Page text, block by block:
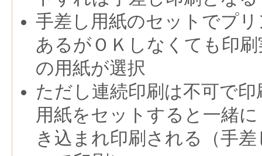
手差し用紙のセットでプ
あるがＯＫしなくても印
の用紙が選択
ただし連続印刷は不可で
用紙をセットすると一緒
き込まれ印刷される（手